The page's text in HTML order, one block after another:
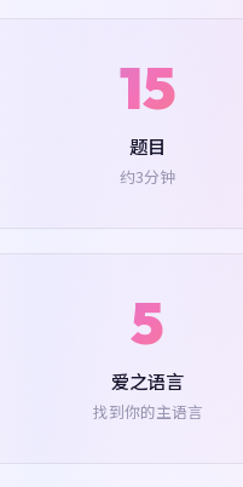
15
题目
约3分钟
5
爱之语言
找到你的主语言